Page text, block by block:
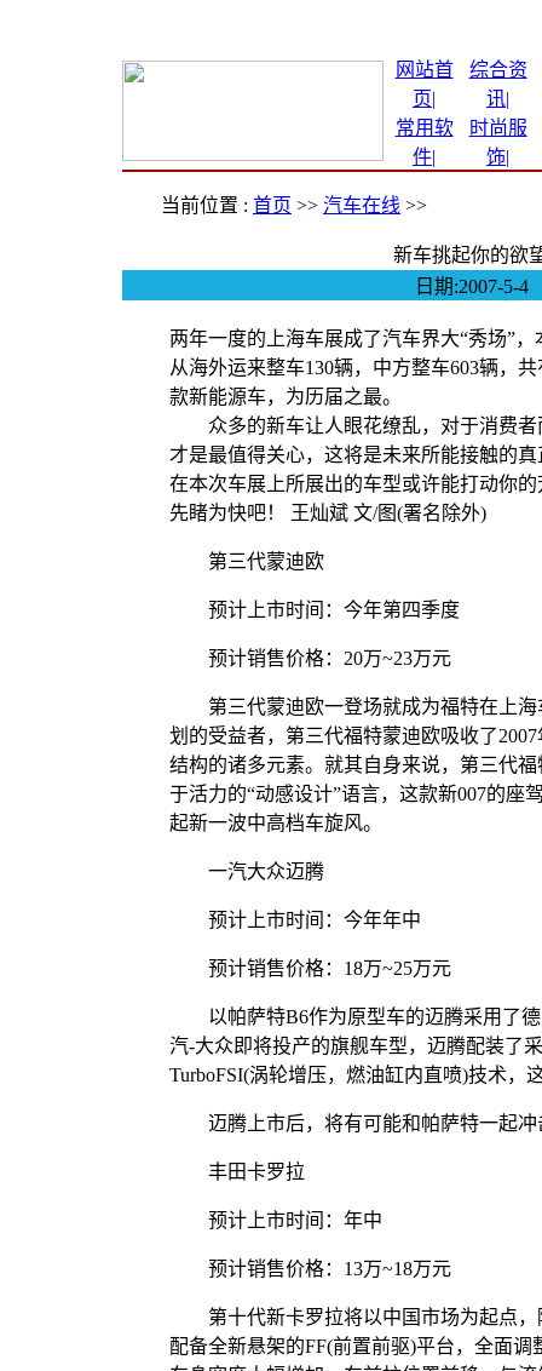
网站首
页|
综合资
讯|
常用软
件|
时尚服
饰|
当前位置 : 首页 >> 汽车在线 >>
新车挑起你的欲
日期:2007-
两年一度的上海车展成了汽车界大“秀场”
从海外运来整车130辆，中方整车603辆，
款新能源车，为历届之最。
众多的新车让人眼花缭乱，对于消费者
才是最值得关心，这将是未来所能接触的
在本次车展上所展出的车型或许能打动你
先睹为快吧！ 王灿斌 文/图(署名除外)
第三代蒙迪欧
预计上市时间：今年第四季度
预计销售价格：20万~23万元
第三代蒙迪欧一登场就成为福特在上海
划的受益者，第三代福特蒙迪欧吸收了
结构的诸多元素。就其自身来说，第三代
于活力的“动感设计”语言，这款新007的座
起新一波中高档车旋风。
一汽大众迈腾
预计上市时间：今年年中
预计销售价格：18万~25万元
以帕萨特B6作为原型车的迈腾采用了德
汽-大众即将投产的旗舰车型，迈腾配装了
TurboFSI(涡轮增压，燃油缸内直喷)技术
迈腾上市后，将有可能和帕萨特一起冲
丰田卡罗拉
预计上市时间：年中
预计销售价格：13万~18万元
第十代新卡罗拉将以中国市场为起点，
配备全新悬架的FF(前置前驱)平台，全面